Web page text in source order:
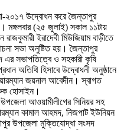
২০১৭ উদ্বোধন করে জৈন্তাপুর
মঙ্গলবার (২৫ জুলাই) সকাল ১১টায়
ইরাদেবী মিউজিয়াম বাড়ীতে
সভা অনুষ্টিত হয়। জৈন্তাপুর
এর সভাপতিত্বে ও সহকারী কৃষি
অতিথি হিসাবে উদ্বোধনী অনুষ্ঠানে
জয়নাল আবেদীন। স্বাগত
হোসাইন।
আওয়ামীলীগের সিনিয়র সহ
কামাল আহমদ, নিজপাট ইউনিয়ন
উপজেলা মুক্তিযোদ্ধা সংসদ